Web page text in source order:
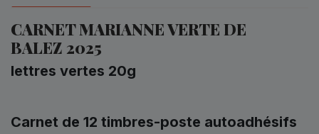
CARNET MARIANNE VERTE DE
BALEZ 2025
lettres vertes 20g
Carnet de 12 timbres-poste autoadhésifs